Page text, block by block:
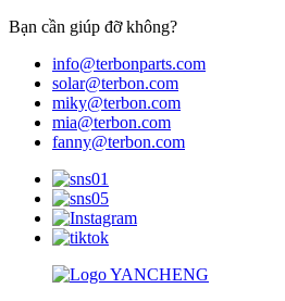
Bạn cần giúp đỡ không?
info@terbonparts.com
solar@terbon.com
miky@terbon.com
mia@terbon.com
fanny@terbon.com